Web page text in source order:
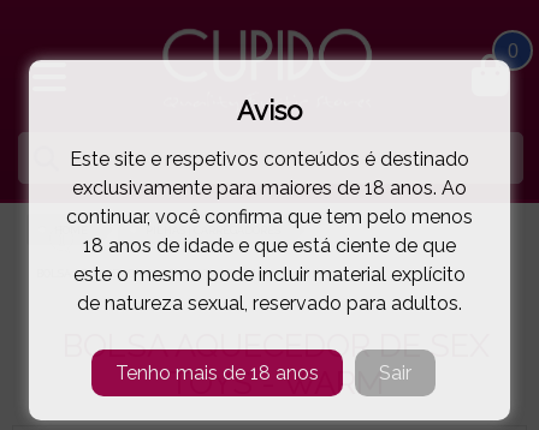
0
BOLSA AQUECEDOR DE SEX TOYS - WARM ( 44-26966 )
BOLSA AQUECEDOR DE SEX
TOYS - WARM
Aviso
Este site e respetivos conteúdos é destinado
exclusivamente para maiores de 18 anos. Ao
continuar, você confirma que tem pelo menos
18 anos de idade e que está ciente de que
este o mesmo pode incluir material explícito
de natureza sexual, reservado para adultos.
Tenho mais de 18 anos Sair